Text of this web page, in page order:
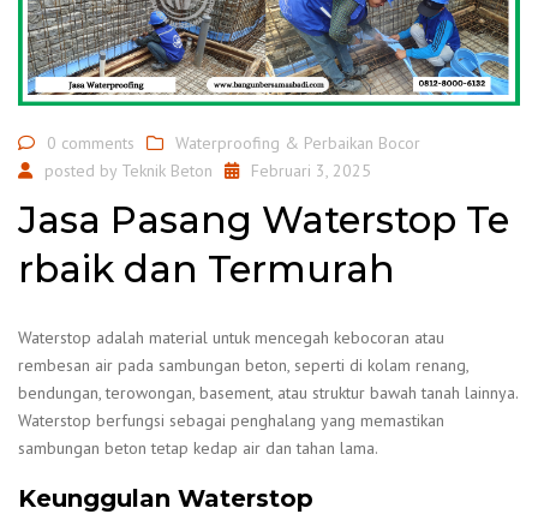
0 comments
Waterproofing & Perbaikan Bocor
posted by Teknik Beton Februari 3, 2025
Jasa Pasang Waterstop Te
rbaik dan Termurah
Waterstop adalah material untuk mencegah kebocoran atau
rembesan air pada sambungan beton, seperti di kolam renang,
bendungan, terowongan, basement, atau struktur bawah tanah lainnya.
Waterstop berfungsi sebagai penghalang yang memastikan
sambungan beton tetap kedap air dan tahan lama.
Keunggulan Waterstop